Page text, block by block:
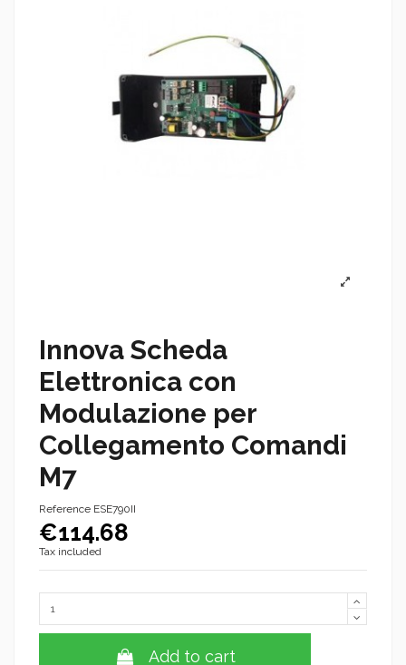
Innova Scheda
Elettronica con
Modulazione per
Collegamento Comandi
M7
Reference ESE790II
€114.68
Tax included
Add to cart